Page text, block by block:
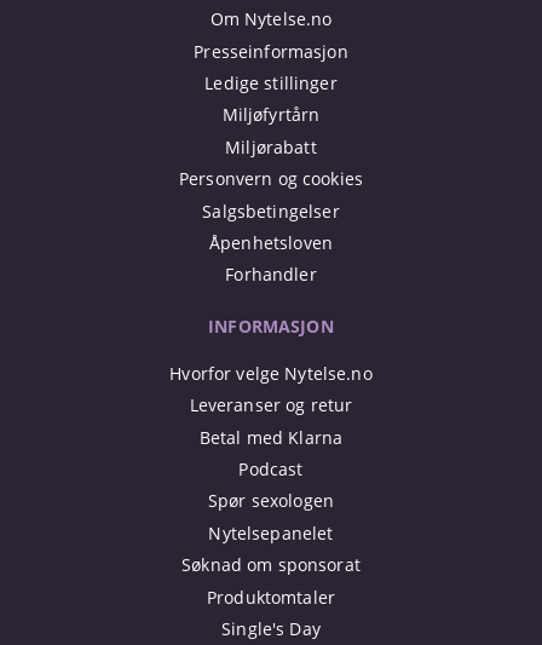
Om Nytelse.no
Presseinformasjon
Ledige stillinger
Miljøfyrtårn
Miljørabatt
Personvern og cookies
Salgsbetingelser
Åpenhetsloven
Forhandler
INFORMASJON
Hvorfor velge Nytelse.no
Leveranser og retur
Betal med Klarna
Podcast
Spør sexologen
Nytelsepanelet
Søknad om sponsorat
Produktomtaler
Single's Day